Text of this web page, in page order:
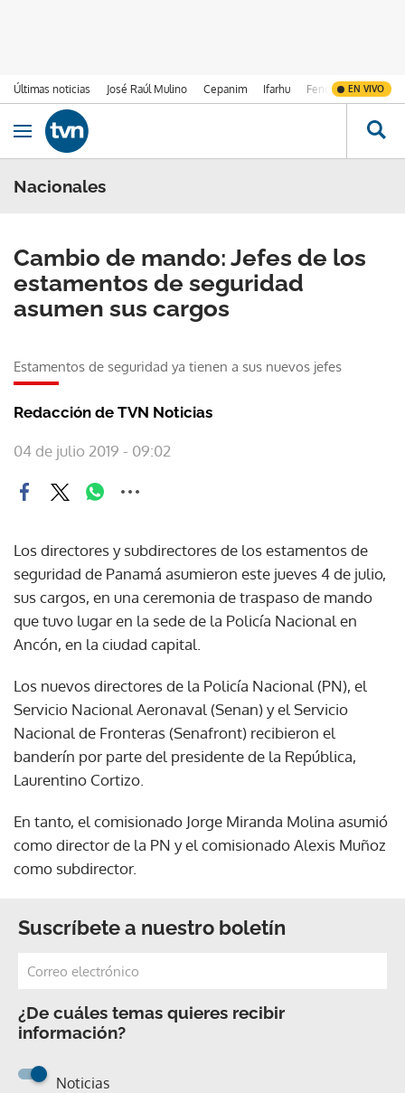
Últimas noticias José Raúl Mulino Cepanim Ifarhu Fenómeno de El
EN VIVO
Ir al contenido
Obrir navegació
Nacionales
Cambio de mando: Jefes de los
estamentos de seguridad
asumen sus cargos
Estamentos de seguridad ya tienen a sus nuevos jefes
Redacción de TVN Noticias
04 de julio 2019 - 09:02
Los directores y subdirectores de los estamentos de
seguridad de Panamá asumieron este jueves 4 de julio,
sus cargos, en una ceremonia de traspaso de mando
que tuvo lugar en la sede de la Policía Nacional en
Ancón, en la ciudad capital.
Los nuevos directores de la Policía Nacional (PN), el
Servicio Nacional Aeronaval (Senan) y el Servicio
Nacional de Fronteras (Senafront) recibieron el
banderín por parte del presidente de la República,
Laurentino Cortizo.
En tanto, el comisionado Jorge Miranda Molina asumió
como director de la PN y el comisionado Alexis Muñoz
como subdirector.
Suscríbete a nuestro boletín
¿De cuáles temas quieres recibir
información?
Noticias